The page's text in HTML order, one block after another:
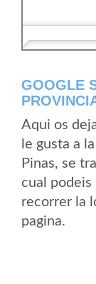
GOOGLE
Aqui os
le gusta a
Pinas, se
cual podeis
recorrer la
pagina.